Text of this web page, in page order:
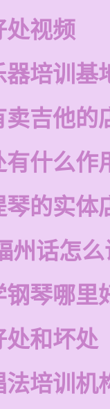
处视频
培训基
吉他的
有什么作
的实体
州话怎
琴哪里
处和坏处
培训机